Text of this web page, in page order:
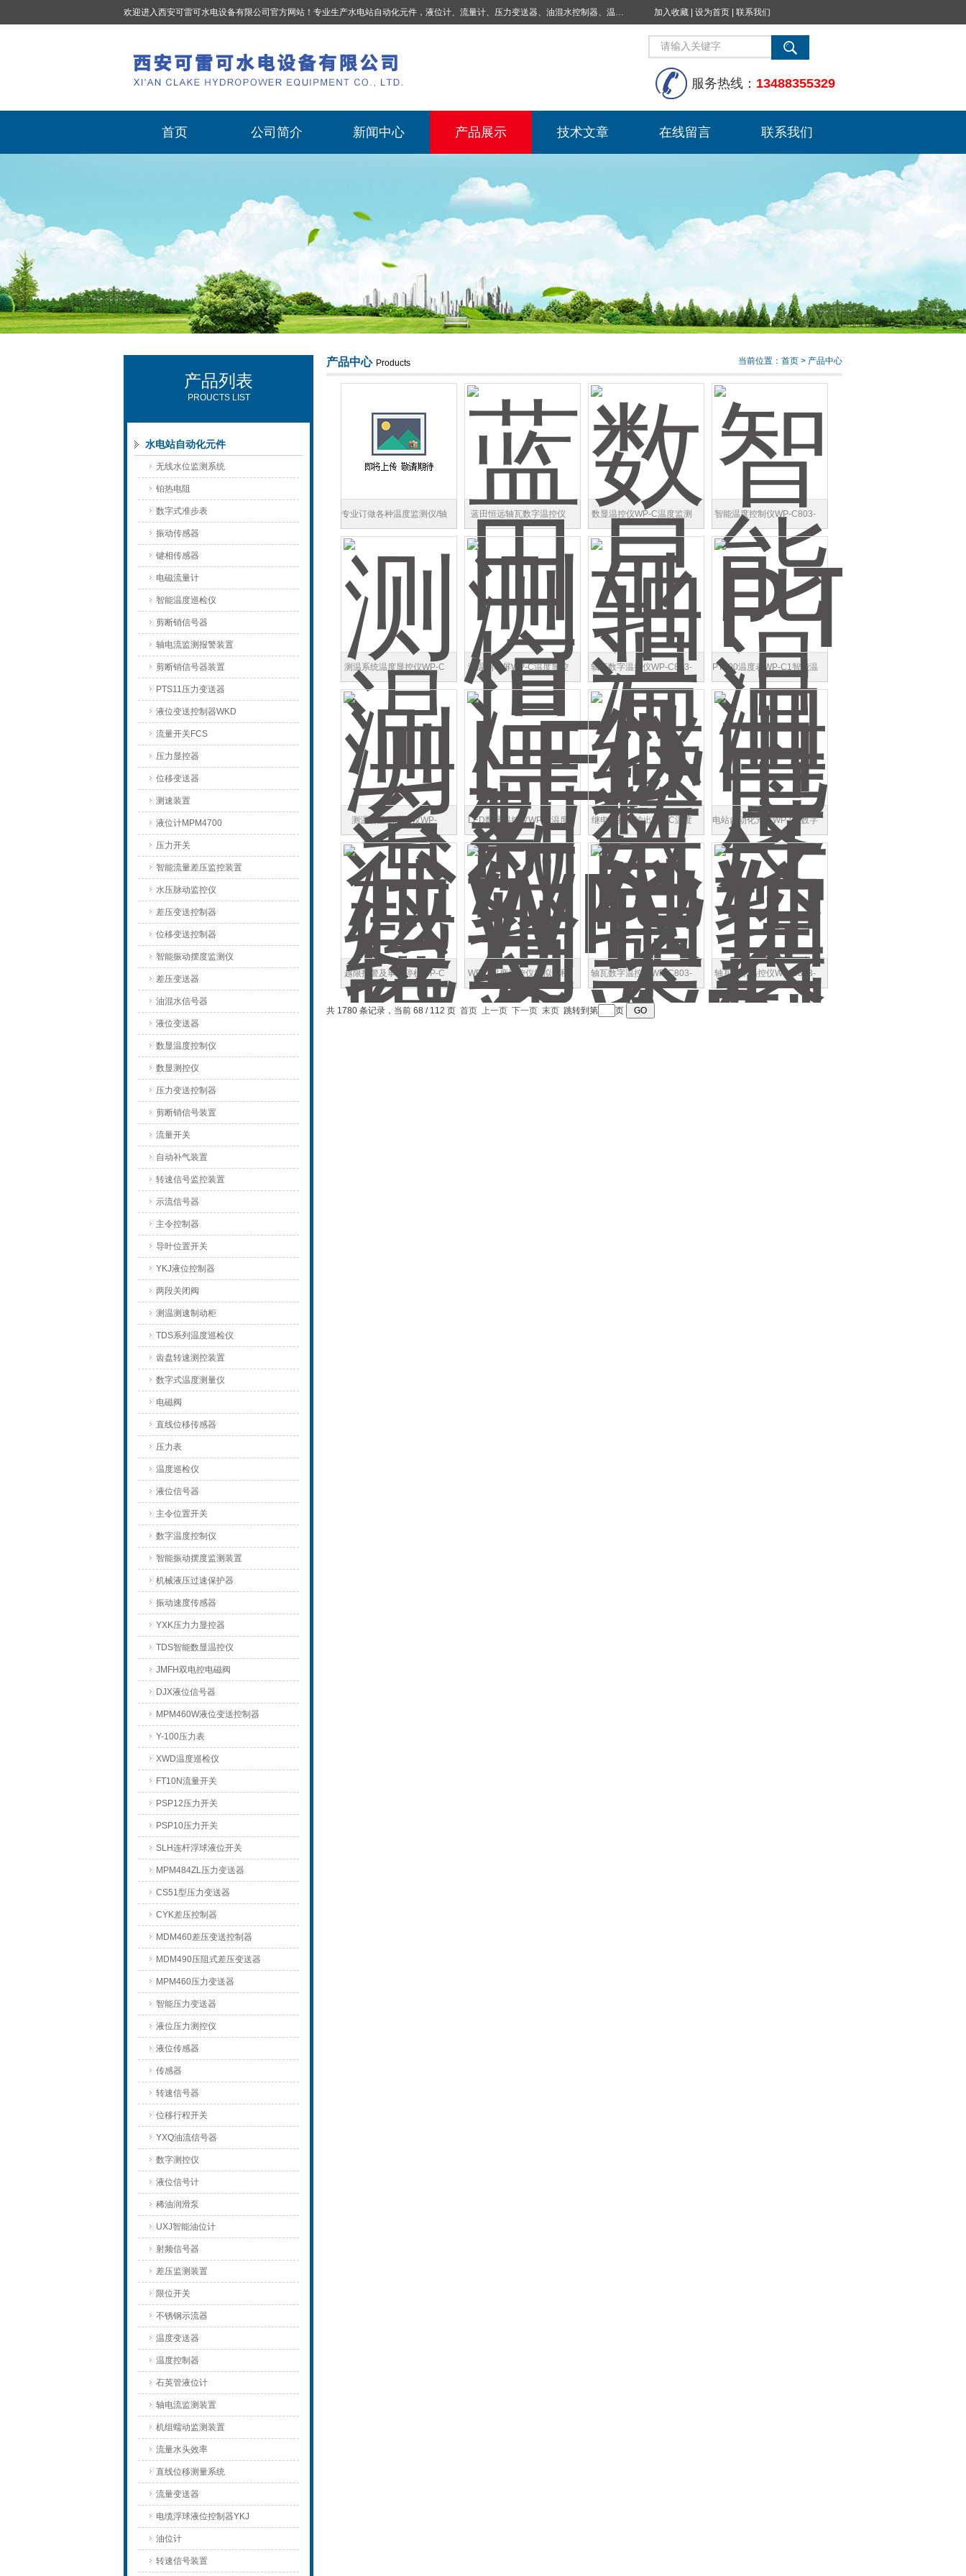
欢迎进入西安可雷可水电设备有限公司官方网站！专业生产水电站自动化元件，液位计、流量计、压力变送器、油混水控制器、温度传感器、电磁阀球阀蝶阀、测速装置、位移变送器、油冷却器、自动补气装置、机械过速保护装置、排水控制柜、压油装置控制系统、液位集中控制系统、水力量测控制系统、水轮发电机组监测系统、电容式液位开关、压力表、测温制动柜、蝴蝶阀球阀控制柜 | 加入收藏 设为首页 联系我们
西安可雷可水电设备有限公司
服务热线： 13488355329
首页 公司简介 新闻中心 产品展示 技术文章 在线留言 联系我们
产品列表
PROUCTS LIST
水电站自动化元件
无线水位监测系统
铂热电阻
数字式准步表
振动传感器
键相传感器
电磁流量计
智能温度巡检仪
剪断销信号器
轴电流监测报警装置
剪断销信号器装置
PTS11压力变送器
液位变送控制器WKD
流量开关FCS
压力显控器
位移变送器
测速装置
液位计MPM4700
压力开关
智能流量差压监控装置
水压脉动监控仪
差压变送控制器
位移变送控制器
智能振动摆度监测仪
差压变送器
油混水信号器
液位变送器
数显温度控制仪
数显测控仪
压力变送控制器
剪断销信号装置
流量开关
自动补气装置
转速信号监控装置
示流信号器
主令控制器
导叶位置开关
YKJ液位控制器
两段关闭阀
测温测速制动柜
TDS系列温度巡检仪
齿盘转速测控装置
数字式温度测量仪
电磁阀
直线位移传感器
压力表
温度巡检仪
液位信号器
主令位置开关
数字温度控制仪
智能振动摆度监测装置
机械液压过速保护器
振动速度传感器
YXK压力力显控器
TDS智能数显温控仪
JMFH双电控电磁阀
DJX液位信号器
MPM460W液位变送控制器
Y-100压力表
XWD温度巡检仪
FT10N流量开关
PSP12压力开关
PSP10压力开关
SLH连杆浮球液位开关
MPM484ZL压力变送器
CS51型压力变送器
CYK差压控制器
MDM460差压变送控制器
MDM490压阻式差压变送器
MPM460压力变送器
智能压力变送器
液位压力测控仪
液位传感器
传感器
转速信号器
位移行程开关
YXQ油流信号器
数字测控仪
液位信号计
稀油润滑泵
UXJ智能油位计
射频信号器
差压监测装置
限位开关
不锈钢示流器
温度变送器
温度控制器
石英管液位计
轴电流监测装置
机组蠕动监测装置
流量水头效率
直线位移测量系统
流量变送器
电缆浮球液位控制器YKJ
油位计
转速信号装置
产品中心 Products 当前位置： 首页 > 产品中心
专业订做各种温度监测仪/轴
瓦数字温控仪WP-C803-02-
蓝田恒远轴瓦数字温控仪
WP-C803-02-09-HH
数显温控仪WP-C温度监测
仪WP-C80智能温控器
智能温度控制仪WP-C803-
81-23-HHL
测温系统温度显控仪WP-C 测温制动屏WP-C温度显控
仪详细资料
轴瓦数字温控仪WP-C803-
02-09-HH（XAHY）
PT100温度表WP-C1智能温
度监测仪销货清单
测温屏显示温控仪WP-
C803-81-23-HHL多少钱
LED数显温控仪WP-C温度
监测仪
继电器控制输出WP-C温度
监测仪
电站自动化元件WP-C1数字
温控仪测量范围
越限报警及事故停机WP-C
智能温度监测仪
WP-C温度显控仪模拟量和
开关接点输出
轴瓦数字温控仪WP-C803-
02-09-HH智能数字温控仪
轴瓦数字温控仪WP-C803-
02-09-HH先进技术、适用
共 1780 条记录，当前 68 / 112 页 首页 上一页 下一页 末页 跳转到第 页